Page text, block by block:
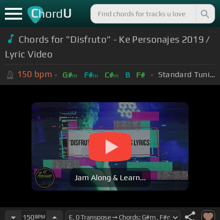
ChordU
Chords for "Disfruto" - Ke Personajes 2019 /
Lyric Video
150 bpm G#m F#m C#m B F# Standard Tuning (EADGBE)
Jam Along & Learn...
150BPM